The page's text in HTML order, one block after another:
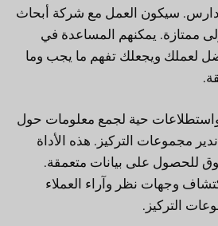
سيكون العمل مع شركة أبحاث
ممتازة. يمكنهم المساعدة في
لعملك ويجعلك تفهم ما يجب وما
حية لجمع معلومات حول
مجموعات التركيز. هذه الأداة
للحصول على بيانات متعمقة.
وجهات نظر وآراء العملاء
التركيز.